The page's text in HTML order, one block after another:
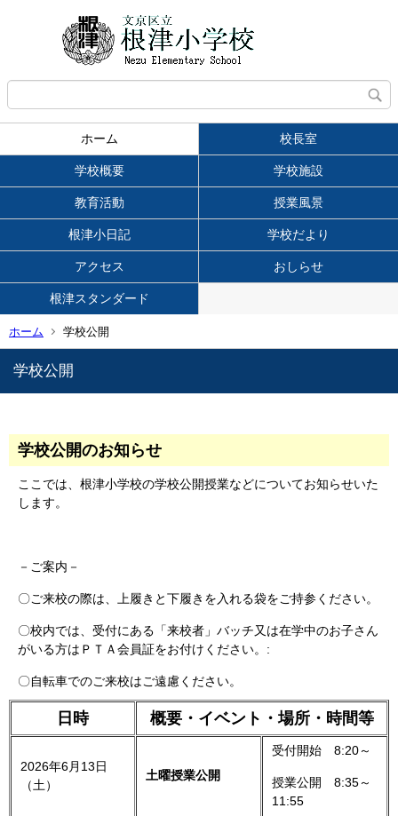
ホーム 校長室
学校概要 学校施設
教育活動 授業風景
根津小日記 学校だより
アクセス おしらせ
根津スタンダード
ホーム 学校公開
学校公開
学校公開のお知らせ
ここでは、根津小学校の学校公開授業などについてお知らせいた
します。
－ご案内－
〇ご来校の際は、上履きと下履きを入れる袋をご持参ください。
〇校内では、受付にある「来校者」バッチ又は在学中のお子さん
がいる方はＰＴＡ会員証をお付けください。:
〇自転車でのご来校はご遠慮ください。
日時 概要・イベント・場所・時間等
2026年6月13日
（土）
土曜授業公開
受付開始 8:20～
授業公開 8:35～
11:55